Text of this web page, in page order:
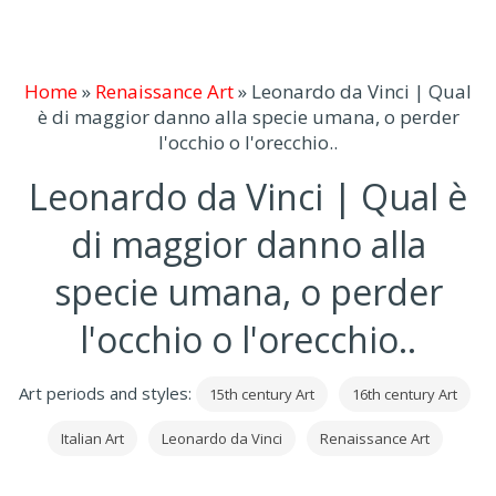
Home» Renaissance Art» Leonardo da Vinci | Qual
è di maggior danno alla specie umana, o perder
l'occhio o l'orecchio..
Leonardo da Vinci | Qual è
di maggior danno alla
specie umana, o perder
l'occhio o l'orecchio..
Art periods and styles: 15th century Art 16th century Art
Italian Art Leonardo da Vinci Renaissance Art